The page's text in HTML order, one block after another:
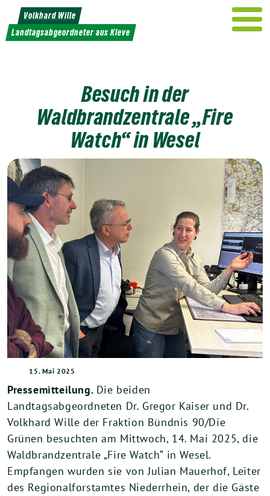
Weiter
zum
Inhalt
Volkhard Wille
Landtagsabgeordneter aus Kleve
Besuch in der
Waldbrandzentrale „Fire
Watch“ in Wesel
15. Mai 2025
Pressemitteilung. Die beiden
Landtagsabgeordneten Dr. Gregor Kaiser und Dr.
Volkhard Wille der Fraktion Bündnis 90/Die
Grünen besuchten am Mittwoch, 14. Mai 2025, die
Waldbrandzentrale „Fire Watch“ in Wesel.
Empfangen wurden sie von Julian Mauerhof, Leiter
des Regionalforstamtes Niederrhein, der die Gäste